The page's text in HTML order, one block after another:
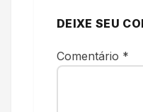
DEIXE SEU
Comentário *